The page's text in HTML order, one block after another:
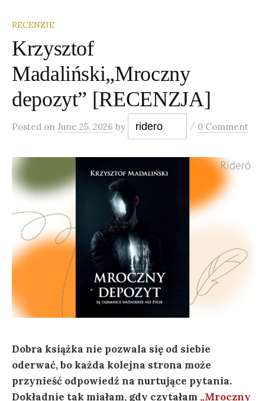
RECENZJE
Krzysztof
Madaliński„Mroczny
depozyt” [RECENZJA]
Posted on June 25, 2026 by ridero / 0 Comment
Dobra książka nie pozwala się od siebie
oderwać, bo każda kolejna strona może
przynieść odpowiedź na nurtujące pytania.
Dokładnie tak miałam, gdy czytałam „Mroczny